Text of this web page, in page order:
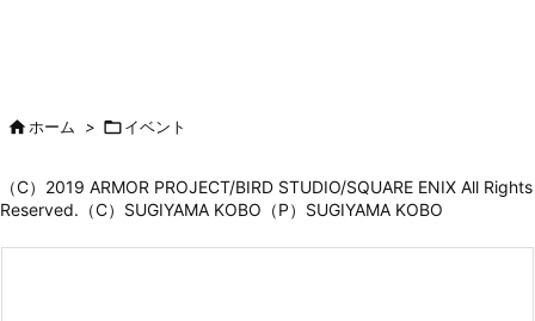
ホーム > イベント
（C）2019 ARMOR PROJECT/BIRD STUDIO/SQUARE ENIX All Rights
Reserved.（C）SUGIYAMA KOBO（P）SUGIYAMA KOBO